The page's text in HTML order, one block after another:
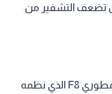
لن تضعف التشفير من
تم الإعلان عن ملصقات واتساب في مؤتمر مطوري F8 الذي نظمه